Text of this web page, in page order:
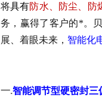
将具有防水、防尘、防
务，赢得了客户的*。
展、着眼未来， 智能化
一.智能调节型硬密封三